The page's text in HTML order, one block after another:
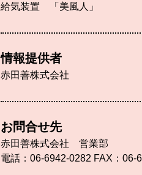
給気装置 「美風人」
情報提供者
赤田善株式会社
お問合せ先
赤田善株式会社 営業部
電話：06-6942-0282 FAX：06-